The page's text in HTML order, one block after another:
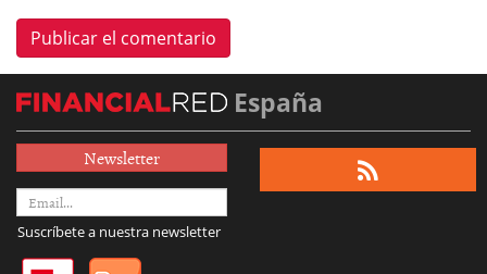
España
Newsletter
Suscríbete a nuestra newsletter